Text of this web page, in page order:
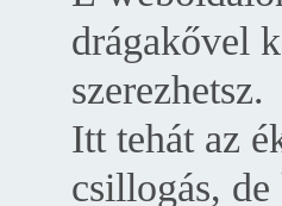
drágakővel
szerezhetsz.
Itt tehát az
csillogás,